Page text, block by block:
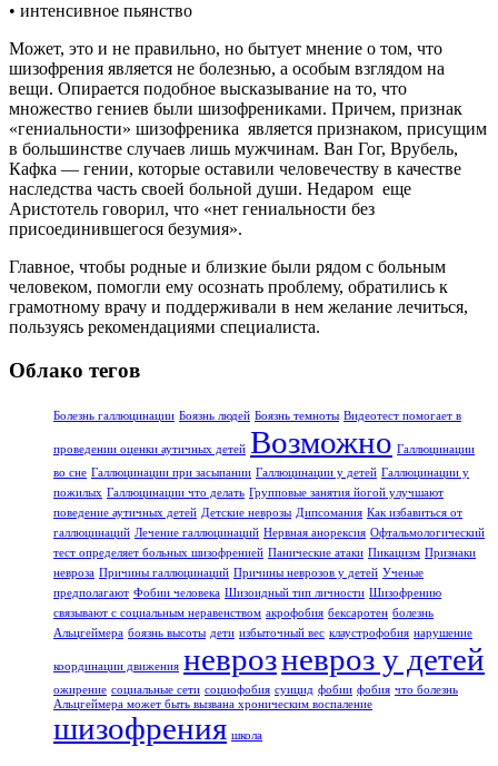
• интенсивное пьянство
Может, это и не правильно, но бытует мнение о том, что
шизофрения является не болезнью, а особым взглядом на
вещи. Опирается подобное высказывание на то, что
множество гениев были шизофрениками. Причем, признак
«гениальности» шизофреника является признаком, присущим
в большинстве случаев лишь мужчинам. Ван Гог, Врубель,
Кафка — гении, которые оставили человечеству в качестве
наследства часть своей больной души. Недаром еще
Аристотель говорил, что «нет гениальности без
присоединившегося безумия».
Главное, чтобы родные и близкие были рядом с больным
человеком, помогли ему осознать проблему, обратились к
грамотному врачу и поддерживали в нем желание лечиться,
пользуясь рекомендациями специалиста.
Облако тегов
Болезнь галлюцинации Боязнь людей Боязнь темноты Видеотест помогает в
проведении оценки аутичных детей Возможно Галлюцинации
во сне Галлюцинации при засыпании Галлюцинации у детей Галлюцинации у
пожилых Галлюцинации что делать Групповые занятия йогой улучшают
поведение аутичных детей Детские неврозы Дипсомания Как избавиться от
галлюцинаций Лечение галлюцинаций Нервная анорексия Офтальмологический
тест определяет больных шизофренией Панические атаки Пикацизм Признаки
невроза Причины галлюцинаций Причины неврозов у детей Ученые
предполагают Фобии человека Шизоидный тип личности Шизофрению
связывают с социальным неравенством акрофобия бексаротен болезнь
Альцгеймера боязнь высоты дети избыточный вес клаустрофобия нарушение
координации движения неврозневроз у детей
ожирение социальные сети социофобия суицид фобии фобия что болезнь
Альцгеймера может быть вызвана хроническим воспаление
шизофрения школа